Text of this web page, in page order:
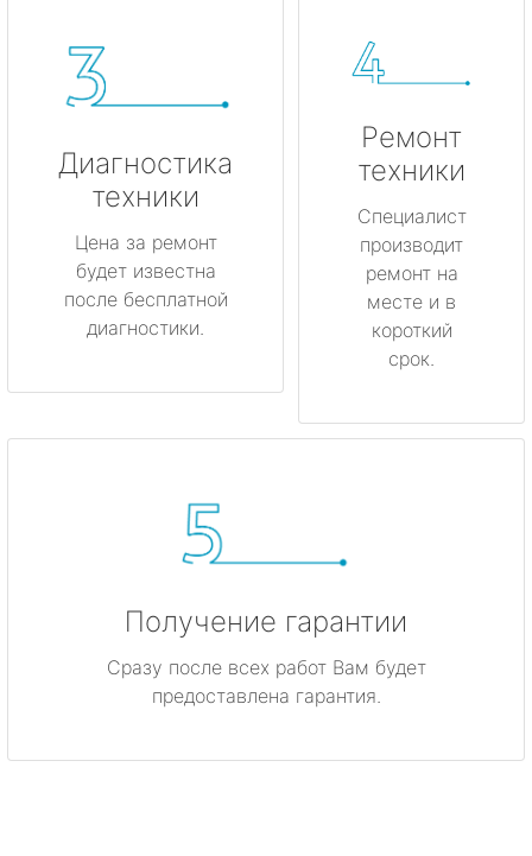
Диагностика
техники
Цена за ремонт
будет известна
после бесплатной
диагностики.
Ремонт
техники
Специалист
производит
ремонт на
месте и в
короткий
срок.
Получение гарантии
Сразу после всех работ Вам будет
предоставлена гарантия.